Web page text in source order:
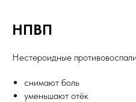
НПВП
Нестероидные
снимают боль
уменьшают отёк